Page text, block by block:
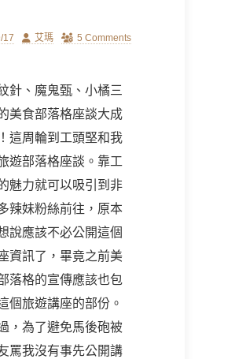
17 Author
艾瑪 5 Comments
針、魔鬼甄、小橘三
美食部落格座談大成
這周輪到工頭堅和我
遊部落格座談。靠工
魅力就可以吸引到非
辣妹粉絲前往，原本
說應該不必公開這個
資訊了，畢竟之前美
落格的宣傳應該也包
個旅遊講座的部份。
，為了避免馬後砲被
罵我沒有事先公開講